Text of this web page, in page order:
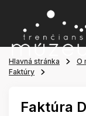
Hlavná stránka O
Faktúry
Faktúra